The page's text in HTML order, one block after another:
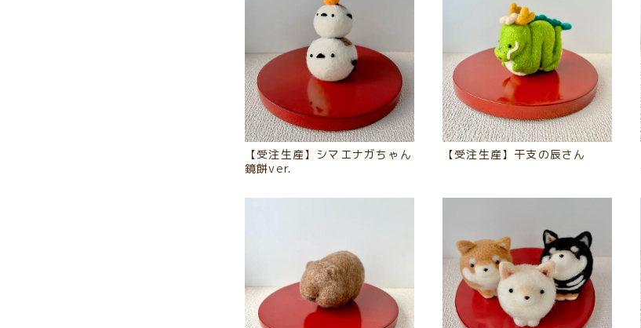
【受注生産】シマエナガちゃん
鏡餅ver.
【受注生産】干支の辰さん